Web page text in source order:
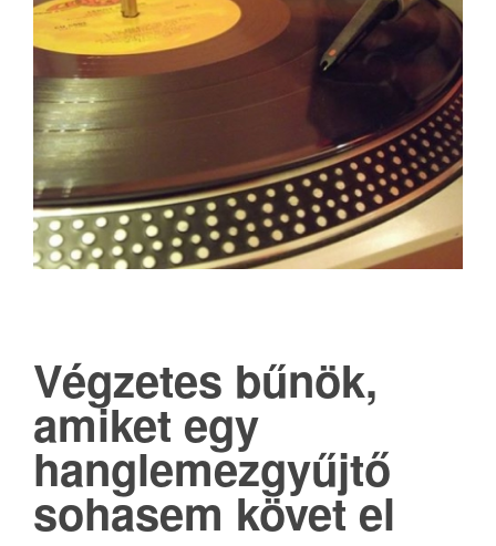
Végzetes bűnök,
amiket egy
hanglemezgyűjtő
sohasem követ el